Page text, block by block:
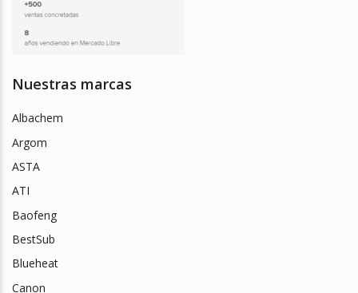
Nuestras marcas
Albachem
Argom
ASTA
ATI
Baofeng
BestSub
Blueheat
Canon